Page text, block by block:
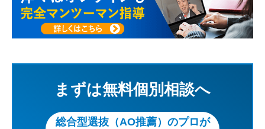
まずは無料個別相談へ
総合型選抜（AO推薦）のプロが